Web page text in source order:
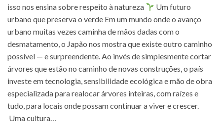
isso nos ensina sobre respeito à natureza
Um futuro
urbano que preserva o verde Em um mundo onde o avanço
urbano muitas vezes caminha de mãos dadas com o
desmatamento, o Japão nos mostra que existe outro caminho
possível — e surpreendente. Ao invés de simplesmente cortar
árvores que estão no caminho de novas construções, o país
investe em tecnologia, sensibilidade ecológica e mão de obra
especializada para realocar árvores inteiras, com raízes e
tudo, para locais onde possam continuar a viver e crescer.
Uma cultura…